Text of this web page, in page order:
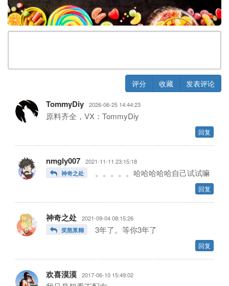
评分 收藏 发表评论
TommyDiy 2026-06-25 14:44:23
⁣⁣⁣⁣⁣⁣⁣⁣⁣⁣原料齐全，VX：TommyDiy
回复
nmgly007
2021-11-11 23:15:18
神奇之处
。。。。。哈哈哈哈哈自己试试嘛
回复
神奇之处
2021-09-04 08:15:26
笑熬浆糊
3年了。等你3年了
回复
欢喜漠漠 2017-06-10 15:49:02